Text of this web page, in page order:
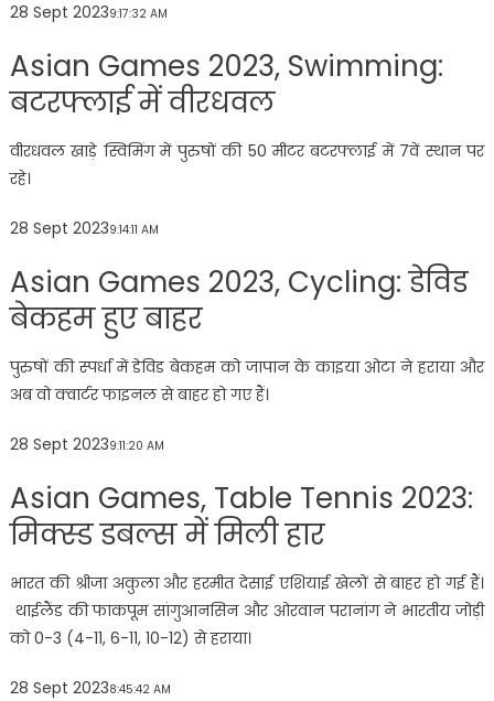
28 Sept 20239:17:32 AM
Asian Games 2023, Swimming:
बटरफ्लाई में वीरधवल
वीरधवल खाड़े स्विमिंग में पुरुषों की 50 मीटर बटरफ्लाई में 7वें स्थान पर
रहे।
28 Sept 20239:14:11 AM
Asian Games 2023, Cycling: डेविड
बेकहम हुए बाहर
पुरुषों की स्पर्धा में डेविड बेकहम को जापान के काइया ओटा ने हराया और
अब वो क्वार्टर फाइनल से बाहर हो गए हैं।
28 Sept 20239:11:20 AM
Asian Games, Table Tennis 2023:
मिक्स्ड डबल्स में मिली हार
भारत की श्रीजा अकुला और हरमीत देसाई एशियाई खेलों से बाहर हो गई हैं।
थाईलैंड की फाकपूम सांगुआनसिन और ओरवान परानांग ने भारतीय जोड़ी
को 0-3 (4-11, 6-11, 10-12) से हराया।
28 Sept 20238:45:42 AM